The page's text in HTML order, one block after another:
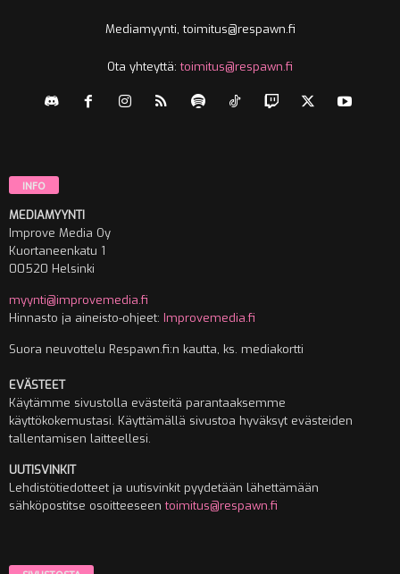
Mediamyynti, toimitus@respawn.fi
Ota yhteyttä:toimitus@respawn.fi
INFO
MEDIAMYYNTI
Improve Media Oy
Kuortaneenkatu 1
00520 Helsinki
myynti@improvemedia.fi
Hinnasto ja aineisto-ohjeet: Improvemedia.fi
Suora neuvottelu Respawn.fi:n kautta, ks. mediakortti
EVÄSTEET
Käytämme sivustolla evästeitä parantaaksemme
käyttökokemustasi. Käyttämällä sivustoa hyväksyt evästeiden
tallentamisen laitteellesi.
UUTISVINKIT
Lehdistötiedotteet ja uutisvinkit pyydetään lähettämään
sähköpostitse osoitteeseentoimitus@respawn.fi